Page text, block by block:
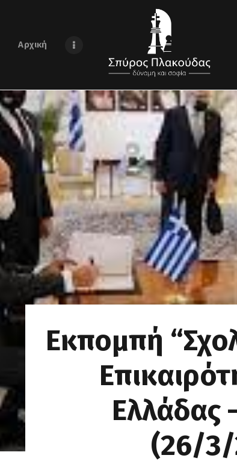
Αρχική
Εκπομπή
Ελλάδας
(26/3/